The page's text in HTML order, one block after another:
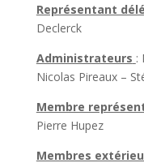
Représentant
Declerck
Administrateurs :
Nicolas Pireaux –
Membre
Pierre Hupez
Membres